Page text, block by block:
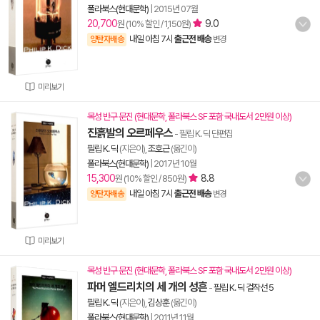
미리보기
폴라북스(현대문학) 2015년 07월
20,700원 (10% 할인 / 1,150원) 9.0
양탄자배송 내일 아침 7시 출근전 배송 변경
미리보기
목성 반구 문진 (현대문학, 폴라북스 SF 포함 국내도서 2만원 이상)
진흙발의 오르페우스 - 필립 K. 딕 단편집
필립 K. 딕 (지은이), 조호근(옮긴이)
폴라북스(현대문학) 2017년 10월
15,300원 (10% 할인 / 850원) 8.8
양탄자배송 내일 아침 7시 출근전 배송 변경
목성 반구 문진 (현대문학, 폴라북스 SF 포함 국내도서 2만원 이상)
파머 엘드리치의 세 개의 성흔 -필립 K. 딕 걸작선 5
필립 K. 딕 (지은이), 김상훈(옮긴이)
폴라북스(현대문학) 2011년 11월